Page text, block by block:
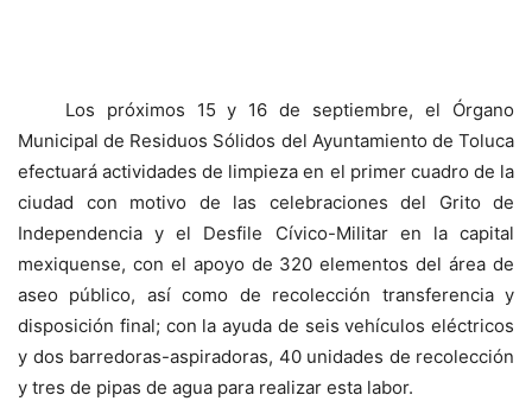
Los próximos 15 y 16 de septiembre, el Órgano
Municipal de Residuos Sólidos del Ayuntamiento de Toluca
efectuará actividades de limpieza en el primer cuadro de la
ciudad con motivo de las celebraciones del Grito de
Independencia y el Desfile Cívico-Militar en la capital
mexiquense, con el apoyo de 320 elementos del área de
aseo público, así como de recolección transferencia y
disposición final; con la ayuda de seis vehículos eléctricos
y dos barredoras-aspiradoras, 40 unidades de recolección
y tres de pipas de agua para realizar esta labor.